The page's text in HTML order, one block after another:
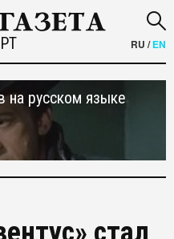
RU /EN
русском языке